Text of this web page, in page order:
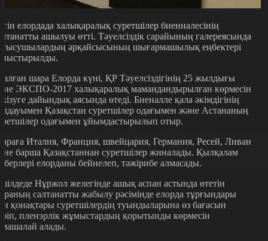
елордада халықаралық суретшілер биенналесінің
ашылуы өтті. Тәуелсіздік сарайының галереясында
әрқайсысының шығармашылық еңбектері
шара Елорда күні, ҚР Тәуелсіздігінің 25 жылдығы
ЭКСПО-2017 халықаралық мамандандырылған көрмесін
дайындық аясында өтеді. Биеналле қала әкімдігінің
Қазақстан суретшілер одағымен және Астананың
одағымен ұйымдастырылып отыр.
Италия, Франция, швейцария, Германия, Ресей, Ливан
барша Қазақстаннан суретшілер жиналады. Қылқалам
елорданы бейнелеп, тәжірибе алмасады.
Нұржол желегінде ашық аспан астында өтетін
салтанатты жабылу рәсімінде елорда тұрғындары
қонақтары суретшілердің туындыларына өз бағасын
пленэрлік жұмыстардың қорытынды көрмесін
алады.